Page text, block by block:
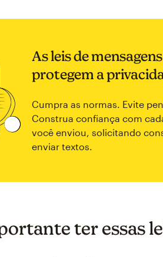
As leis de
protegem a
Cumpra as normas. Evite
Construa confiança com
você enviou, solicitando
enviar textos.
ter essas